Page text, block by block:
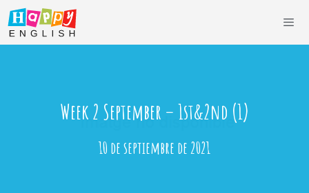
Saltar
contenido
Week 2 September – 1st&2nd (1)
10 de septiembre de 2021